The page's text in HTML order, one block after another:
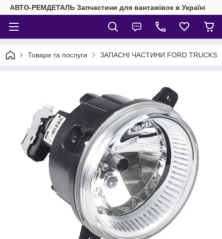
АВТО-РЕМДЕТАЛЬ Запчастини для вантажівок в Україні
Товари та послуги ЗАПАСНІ ЧАСТИНИ FORD TRUCKS